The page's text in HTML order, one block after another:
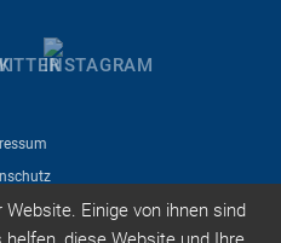
Einige von ihnen sind